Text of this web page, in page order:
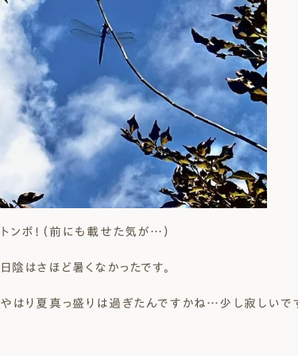
トンボ！（前にも載せた気が…）
日陰はさほど暑くなかったです。
やはり夏真っ盛りは過ぎたんですかね…少し寂しいで